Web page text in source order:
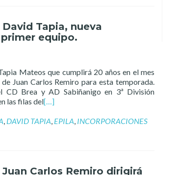
David Tapia, nueva
equipo.
Mateos que cumplirá 20 años en el mes
Juan Carlos Remiro para esta temporada.
CD Brea y AD Sabiñanigo en 3ª División
las filas del[…]
, DAVID TAPIA, EPILA, INCORPORACIONES
Juan Carlos Remiro dirigirá